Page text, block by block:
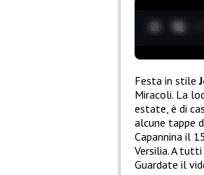
Festa in stile
Miracoli. La
estate, è di
alcune tappe
Capannina il
Versilia. A
Guardate il